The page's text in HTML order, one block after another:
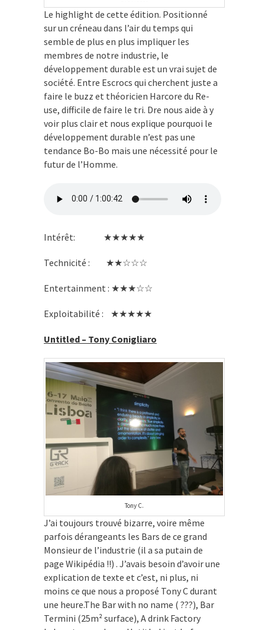
Le highlight de cette édition. Positionné
sur un créneau dans l’air du temps qui
semble de plus en plus impliquer les
membres de notre industrie, le
développement durable est un vrai sujet de
société. Entre Escrocs qui cherchent juste a
faire le buzz et théoricien Harcore du Re-
use, difficile de faire le tri. Dre nous aide à y
voir plus clair et nous explique pourquoi le
développement durable n’est pas une
tendance Bo-Bo mais une nécessité pour le
futur de l’Homme.
Intérêt: ★★★★★
Technicité : ★★☆☆☆
Entertainment : ★★★☆☆
Exploitabilité : ★★★★★
Untitled – Tony Conigliaro
Tony C.
J’ai toujours trouvé bizarre, voire même
parfois dérangeants les Bars de ce grand
Monsieur de l’industrie (il a sa putain de
page Wikipédia !!) . J’avais besoin d’avoir une
explication de texte et c’est, ni plus, ni
moins ce que nous a proposé Tony C durant
une heure.The Bar with no name ( ???), Bar
Termini (25m² surface), A drink Factory